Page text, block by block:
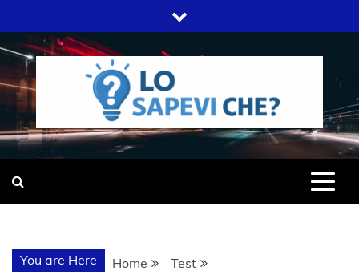
to
content
LO SAPEVI
CHE?
SITO WEB DEL GRUPPO LIFELIVE
You are Here Home
Test